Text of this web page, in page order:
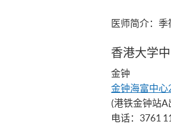
医师简介：
香港大学
金钟
金钟海富中心
(港铁金钟站A
电话：3761